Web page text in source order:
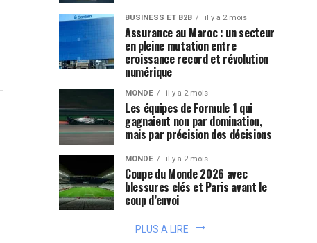
face
au
navigateur
mobile
plateforme
peut
faire
deux
façons:
installer
une
application
Android
ou...
démarre
l’itinéraire
plus
long
BUSINESS ET B2B il y a 2 mois
Assurance au Maroc : un secteur
en pleine mutation entre
croissance record et révolution
numérique
MONDE il y a 2 mois
Les équipes de Formule 1 qui
gagnaient non par domination,
mais par précision des décisions
MONDE il y a 2 mois
Coupe du Monde 2026 avec
blessures clés et Paris avant le
coup d’envoi
PLUS A LIRE